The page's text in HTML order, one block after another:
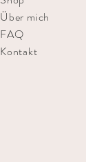
Über mich
FAQ
Kontakt